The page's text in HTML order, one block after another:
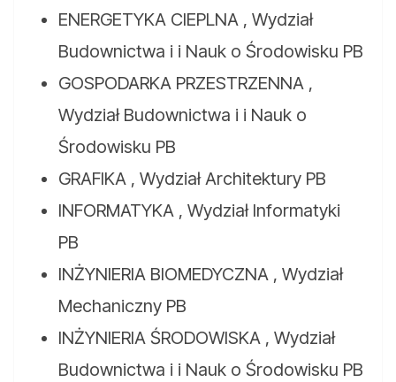
ENERGETYKA CIEPLNA , Wydział
Budownictwa i i Nauk o Środowisku PB
GOSPODARKA PRZESTRZENNA ,
Wydział Budownictwa i i Nauk o
Środowisku PB
GRAFIKA , Wydział Architektury PB
INFORMATYKA , Wydział Informatyki
PB
INŻYNIERIA BIOMEDYCZNA , Wydział
Mechaniczny PB
INŻYNIERIA ŚRODOWISKA , Wydział
Budownictwa i i Nauk o Środowisku PB